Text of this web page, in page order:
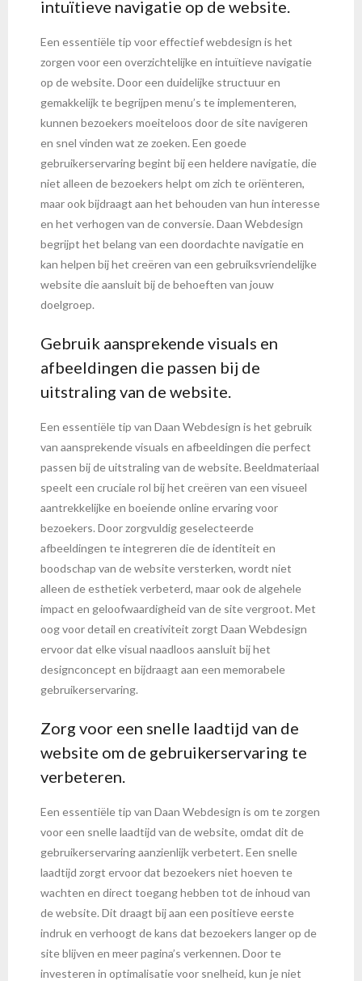
intuïtieve navigatie op de website.
Een essentiële tip voor effectief webdesign is het
zorgen voor een overzichtelijke en intuïtieve navigatie
op de website. Door een duidelijke structuur en
gemakkelijk te begrijpen menu’s te implementeren,
kunnen bezoekers moeiteloos door de site navigeren
en snel vinden wat ze zoeken. Een goede
gebruikerservaring begint bij een heldere navigatie, die
niet alleen de bezoekers helpt om zich te oriënteren,
maar ook bijdraagt aan het behouden van hun interesse
en het verhogen van de conversie. Daan Webdesign
begrijpt het belang van een doordachte navigatie en
kan helpen bij het creëren van een gebruiksvriendelijke
website die aansluit bij de behoeften van jouw
doelgroep.
Gebruik aansprekende visuals en
afbeeldingen die passen bij de
uitstraling van de website.
Een essentiële tip van Daan Webdesign is het gebruik
van aansprekende visuals en afbeeldingen die perfect
passen bij de uitstraling van de website. Beeldmateriaal
speelt een cruciale rol bij het creëren van een visueel
aantrekkelijke en boeiende online ervaring voor
bezoekers. Door zorgvuldig geselecteerde
afbeeldingen te integreren die de identiteit en
boodschap van de website versterken, wordt niet
alleen de esthetiek verbeterd, maar ook de algehele
impact en geloofwaardigheid van de site vergroot. Met
oog voor detail en creativiteit zorgt Daan Webdesign
ervoor dat elke visual naadloos aansluit bij het
designconcept en bijdraagt aan een memorabele
gebruikerservaring.
Zorg voor een snelle laadtijd van de
website om de gebruikerservaring te
verbeteren.
Een essentiële tip van Daan Webdesign is om te zorgen
voor een snelle laadtijd van de website, omdat dit de
gebruikerservaring aanzienlijk verbetert. Een snelle
laadtijd zorgt ervoor dat bezoekers niet hoeven te
wachten en direct toegang hebben tot de inhoud van
de website. Dit draagt bij aan een positieve eerste
indruk en verhoogt de kans dat bezoekers langer op de
site blijven en meer pagina’s verkennen. Door te
investeren in optimalisatie voor snelheid, kun je niet